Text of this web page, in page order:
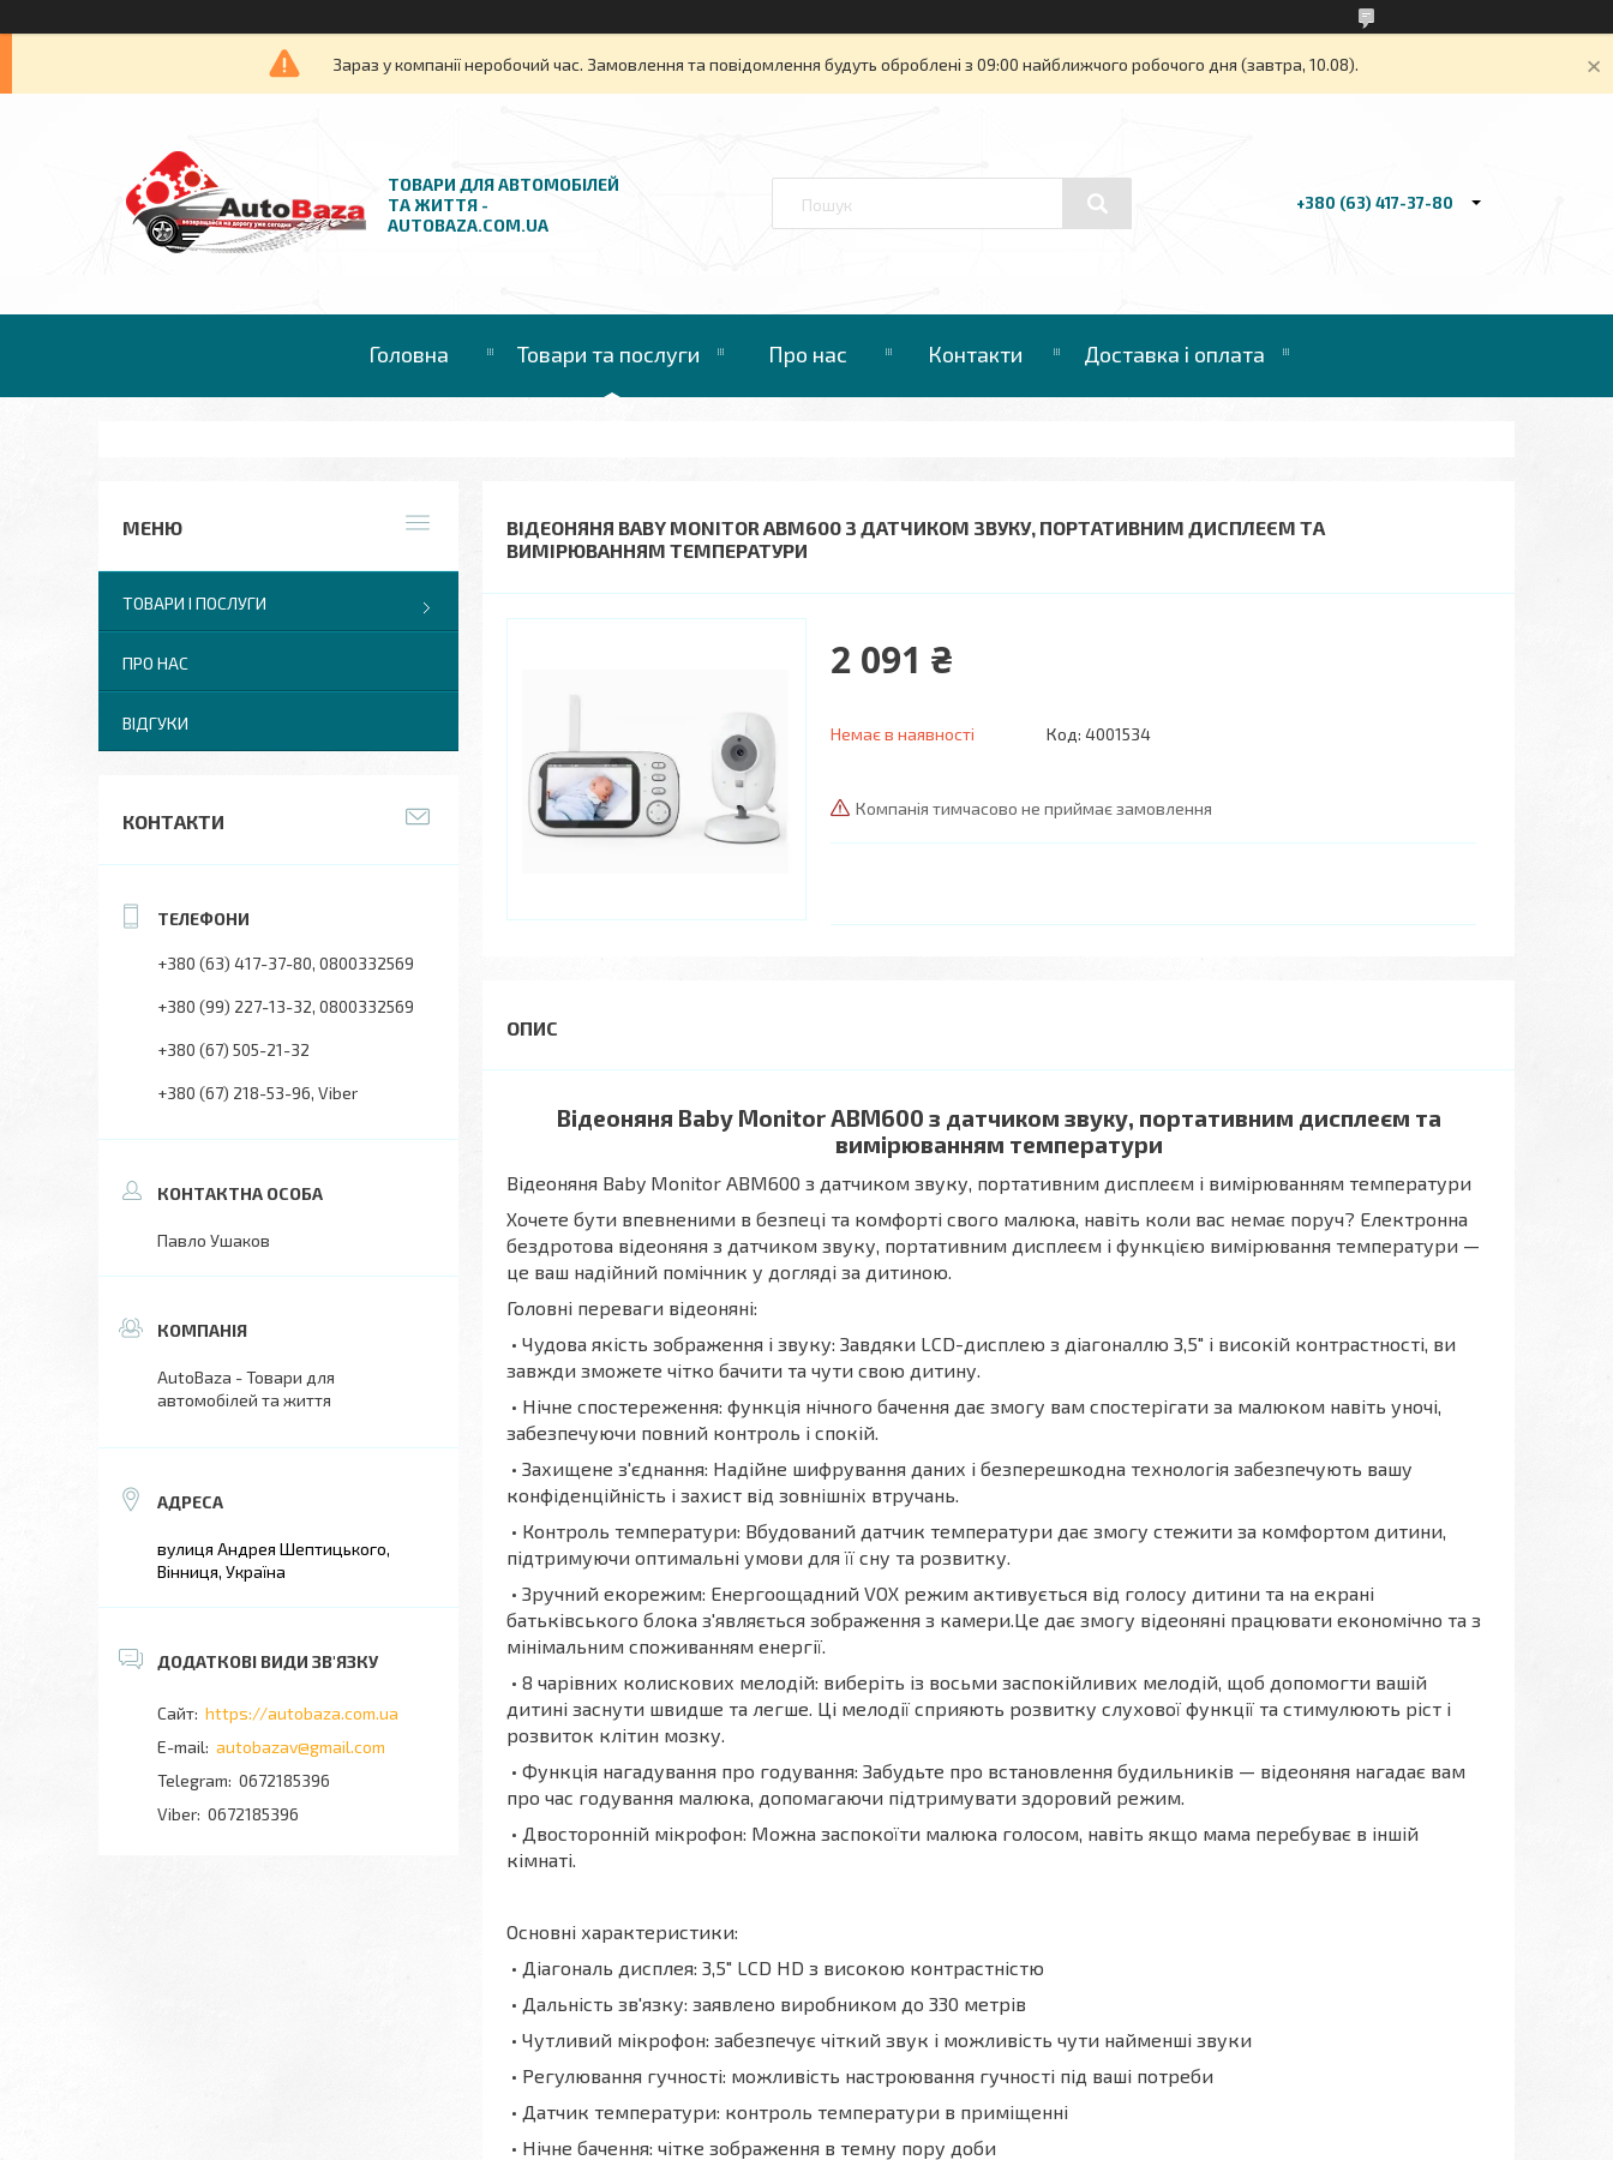
Зараз у компанії неробочий час. Замовлення та повідомлення будуть оброблені з 09:00 найближчого робочого дня (завтра, 10.08).
ТОВАРИ ДЛЯ АВТОМОБІЛЕЙ
ТА ЖИТТЯ -
AUTOBAZA.COM.UA
+380 (63) 417-37-80
Головна Товари та послуги Про нас Контакти Доставка і оплата
ВІДЕОНЯНЯ BABY MONITOR ABM600 З ДАТЧИКОМ ЗВУКУ, ПОРТАТИВНИМ ДИСПЛЕЄМ ТА
ВИМІРЮВАННЯМ ТЕМПЕРАТУРИ
2 091 ₴
Немає в наявності Код: 4001534
Компанія тимчасово не приймає замовлення
Відеоняня Baby Monitor ABM600 з датчиком звуку, портативним дисплеєм та
вимірюванням температури
Відеоняня Baby Monitor ABM600 з датчиком звуку, портативним дисплеєм і вимірюванням температури
Хочете бути впевненими в безпеці та комфорті свого малюка, навіть коли вас немає поруч? Електронна
бездротова відеоняня з датчиком звуку, портативним дисплеєм і функцією вимірювання температури —
це ваш надійний помічник у догляді за дитиною.
Головні переваги відеоняні:
• Чудова якість зображення і звуку: Завдяки LCD-дисплею з діагоналлю 3,5" і високій контрастності, ви
завжди зможете чітко бачити та чути свою дитину.
• Нічне спостереження: функція нічного бачення дає змогу вам спостерігати за малюком навіть уночі,
забезпечуючи повний контроль і спокій.
• Захищене з'єднання: Надійне шифрування даних і безперешкодна технологія забезпечують вашу
конфіденційність і захист від зовнішніх втручань.
• Контроль температури: Вбудований датчик температури дає змогу стежити за комфортом дитини,
підтримуючи оптимальні умови для її сну та розвитку.
• Зручний екорежим: Енергоощадний VOX режим активується від голосу дитини та на екрані
батьківського блока з'являється зображення з камери.Це дає змогу відеоняні працювати економічно та з
мінімальним споживанням енергії.
• 8 чарівних колискових мелодій: виберіть із восьми заспокійливих мелодій, щоб допомогти вашій
дитині заснути швидше та легше. Ці мелодії сприяють розвитку слухової функції та стимулюють ріст і
розвиток клітин мозку.
• Функція нагадування про годування: Забудьте про встановлення будильників — відеоняня нагадає вам
про час годування малюка, допомагаючи підтримувати здоровий режим.
• Двосторонній мікрофон: Можна заспокоїти малюка голосом, навіть якщо мама перебуває в іншій
кімнаті.
Основні характеристики:
• Діагональ дисплея: 3,5" LCD HD з високою контрастністю
• Дальність зв'язку: заявлено виробником до 330 метрів
• Чутливий мікрофон: забезпечує чіткий звук і можливість чути найменші звуки
• Регулювання гучності: можливість настроювання гучності під ваші потреби
• Датчик температури: контроль температури в приміщенні
• Нічне бачення: чітке зображення в темну пору доби
ТОВАРИ І ПОСЛУГИ
ПРО НАС
ВІДГУКИ
КОНТАКТИ
+380 (63) 417-37-80 0800332569
+380 (99) 227-13-32 0800332569
+380 (67) 505-21-32
+380 (67) 218-53-96 Viber
Павло Ушаков
AutoBaza - Товари для
автомобілей та життя
вулиця Андрея Шептицького,
Вінниця, Україна
https://autobaza.com.ua
autobazav@gmail.com
0672185396
0672185396